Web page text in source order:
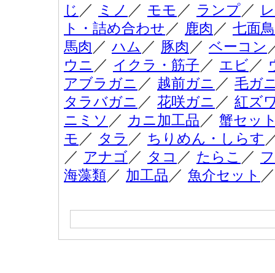
じ ／ ミノ ／ モモ ／ ランプ／
ト・詰め合わせ ／ 鹿肉 ／ 七面鳥
馬肉 ／ ハム ／ 豚肉 ／ ベーコン
ウニ ／ イクラ・筋子 ／ エビ ／
アブラガニ ／ 越前ガニ ／ 毛ガ
タラバガニ ／ 花咲ガニ ／ 紅ズ
ニミソ ／ カニ加工品 ／ 蟹セッ
モ ／ タラ ／ ちりめん・しらす
／ アナゴ ／ タコ ／ たらこ ／
海藻類／ 加工品 ／ 魚介セット ／